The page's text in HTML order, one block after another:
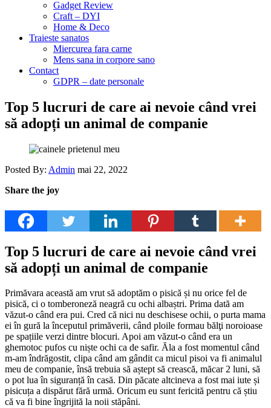
Gadget Review
Craft – DYI
Home & Deco
Traieste sanatos
Miercurea fara carne
Mens sana in corpore sano
Contact
GDPR – date personale
Top 5 lucruri de care ai nevoie când vrei
să adopți un animal de companie
Posted By: Admin mai 22, 2022
Share the joy
Top 5 lucruri de care ai nevoie când vrei
să adopți un animal de companie
Primăvara această am vrut să adoptăm o pisică și nu orice fel de
pisică, ci o tomberoneză neagră cu ochi albaștri. Prima dată am
văzut-o când era pui. Cred că nici nu deschisese ochii, o purta mama
ei în gură la începutul primăverii, când ploile formau bălţi noroioase
pe spațiile verzi dintre blocuri. Apoi am văzut-o când era un
ghemotoc pufos cu niște ochi ca de safir. Ăla a fost momentul când
m-am îndrăgostit, clipa când am gândit ca micul pisoi va fi animalul
meu de companie, însă trebuia să aștept să crească, măcar 2 luni, să
o pot lua în siguranță în casă. Din păcate altcineva a fost mai iute și
pisicuța a dispărut fără urmă. Oricum eu sunt fericită pentru că știu
că va fi bine îngrijită la noii stăpâni.